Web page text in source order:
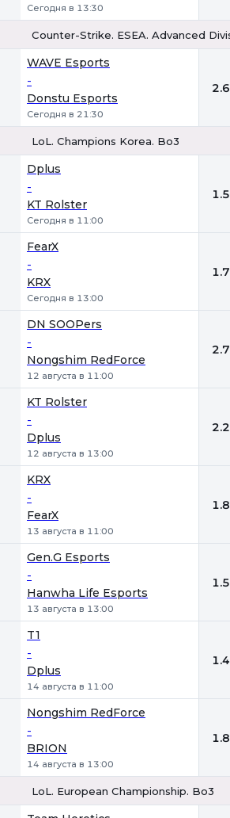
Сегодня в 13:30
Counter-Strike. ESEA. Advanced
WAVE Esports
-
Donstu Esports
Сегодня в 21:30
LoL. Champions Korea. Bo3
Dplus
-
KT Rolster
Сегодня в 11:00
FearX
-
KRX
Сегодня в 13:00
DN SOOPers
-
Nongshim RedForce
12 августа в 11:00
KT Rolster
-
Dplus
12 августа в 13:00
KRX
-
FearX
13 августа в 11:00
Gen.G Esports
-
Hanwha Life Esports
13 августа в 13:00
T1
-
Dplus
14 августа в 11:00
Nongshim RedForce
-
BRION
14 августа в 13:00
LoL. European Championship. Bo3